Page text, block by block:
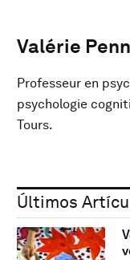
Valérie
Professeur en
psychologie
Tours.
Últimos